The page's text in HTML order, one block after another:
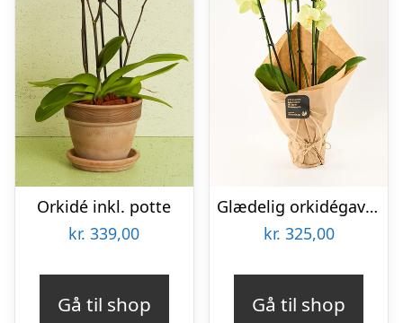
Orkidé inkl. potte
kr. 339,00
Gå til shop
Glædelig orkidégave – Send blomster med Bloomit
kr. 325,00
Gå til shop